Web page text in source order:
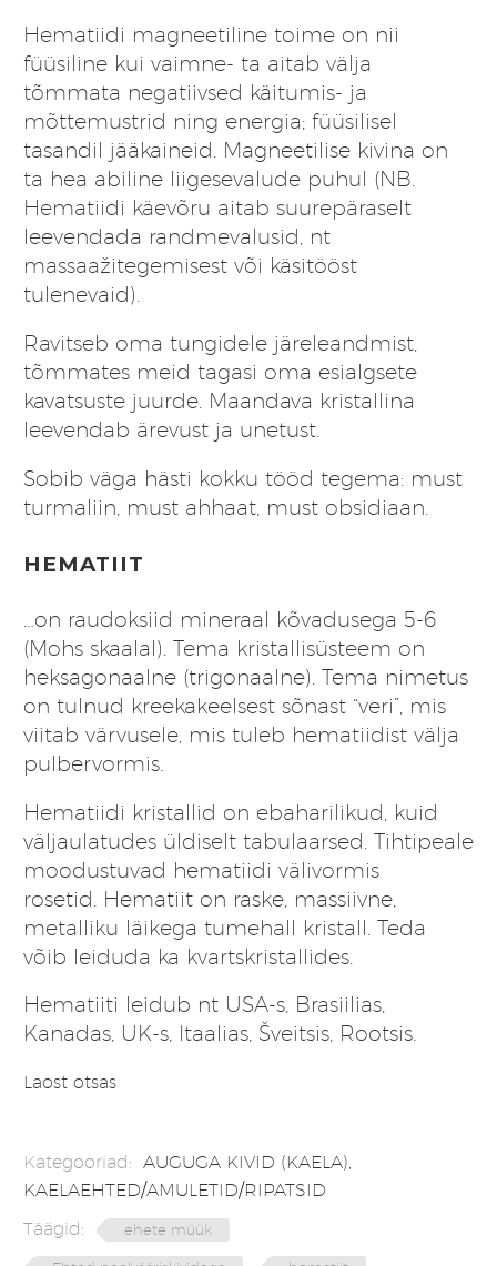
Hematiidi magneetiline toime on nii
füüsiline kui vaimne- ta aitab välja
tõmmata negatiivsed käitumis- ja
mõttemustrid ning energia; füüsilisel
tasandil jääkaineid. Magneetilise kivina on
ta hea abiline liigesevalude puhul (NB.
Hematiidi käevõru aitab suurepäraselt
leevendada randmevalusid, nt
massaažitegemisest või käsitööst
tulenevaid).
Ravitseb oma tungidele järeleandmist,
tõmmates meid tagasi oma esialgsete
kavatsuste juurde. Maandava kristallina
leevendab ärevust ja unetust.
Sobib väga hästi kokku tööd tegema: must
turmaliin must ahhaat must obsidiaan
HEMATIIT
…on raudoksiid mineraal kõvadusega 5-6
(Mohs skaalal). Tema kristallisüsteem on
heksagonaalne (trigonaalne). Tema nimetus
on tulnud kreekakeelsest sõnast “veri”, mis
viitab värvusele, mis tuleb hematiidist välja
pulbervormis.
Hematiidi kristallid on ebaharilikud, kuid
väljaulatudes üldiselt tabulaarsed. Tihtipeale
moodustuvad hematiidi välivormis
rosetid. Hematiit on raske, massiivne,
metalliku läikega tumehall kristall. Teda
võib leiduda ka kvartskristallides.
Hematiiti leidub nt USA-s, Brasiilias,
Kanadas, UK-s, Itaalias, Šveitsis, Rootsis.
Laost otsas
Kategooriad: AUGUGA KIVID (KAELA),
KAELAEHTED/AMULETID/RIPATSID
Täägid:
ehete müük